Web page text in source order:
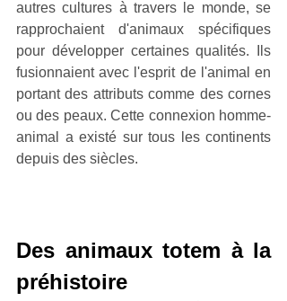
autres cultures à travers le monde, se
rapprochaient d'animaux spécifiques
pour développer certaines qualités. Ils
fusionnaient avec l'esprit de l'animal en
portant des attributs comme des cornes
ou des peaux. Cette connexion homme-
animal a existé sur tous les continents
depuis des siècles.
Des animaux totem à la
préhistoire